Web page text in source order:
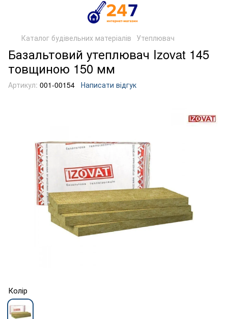
Каталог будівельних матеріалів Утеплювач
Базальтовий утеплювач Izovat 145
товщиною 150 мм
Артикул: 001-00154 Написати відгук
Колір